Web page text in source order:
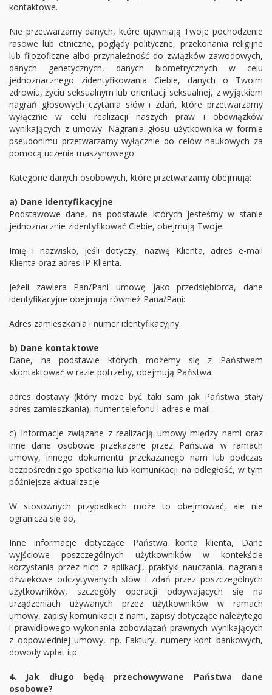
kontaktowe.
Nie przetwarzamy danych, które ujawniają Twoje pochodzenie
rasowe lub etniczne, poglądy polityczne, przekonania religijne
lub filozoficzne albo przynależność do związków zawodowych,
danych genetycznych, danych biometrycznych w celu
jednoznacznego zidentyfikowania Ciebie, danych o Twoim
zdrowiu, życiu seksualnym lub orientacji seksualnej, z wyjątkiem
nagrań głosowych czytania słów i zdań, które przetwarzamy
wyłącznie w celu realizacji naszych praw i obowiązków
wynikających z umowy. Nagrania głosu użytkownika w formie
pseudonimu przetwarzamy wyłącznie do celów naukowych za
pomocą uczenia maszynowego.
Kategorie danych osobowych, które przetwarzamy obejmują:
a) Dane identyfikacyjne
Podstawowe dane, na podstawie których jesteśmy w stanie
jednoznacznie zidentyfikować Ciebie, obejmują Twoje:
Imię i nazwisko, jeśli dotyczy, nazwę Klienta, adres e-mail
Klienta oraz adres IP Klienta.
Jeżeli zawiera Pan/Pani umowę jako przedsiębiorca, dane
identyfikacyjne obejmują również Pana/Pani:
Adres zamieszkania i numer identyfikacyjny.
b) Dane kontaktowe
Dane, na podstawie których możemy się z Państwem
skontaktować w razie potrzeby, obejmują Państwa:
adres dostawy (który może być taki sam jak Państwa stały
adres zamieszkania), numer telefonu i adres e-mail.
c) Informacje związane z realizacją umowy między nami oraz
inne dane osobowe przekazane przez Państwa w ramach
umowy, innego dokumentu przekazanego nam lub podczas
bezpośredniego spotkania lub komunikacji na odległość, w tym
późniejsze aktualizacje
W stosownych przypadkach może to obejmować, ale nie
ogranicza się do,
Inne informacje dotyczące Państwa konta klienta, Dane
wyjściowe poszczególnych użytkowników w kontekście
korzystania przez nich z aplikacji, praktyki nauczania, nagrania
dźwiękowe odczytywanych słów i zdań przez poszczególnych
użytkowników, szczegóły operacji odbywających się na
urządzeniach używanych przez użytkowników w ramach
umowy, zapisy komunikacji z nami, zapisy dotyczące należytego
i prawidłowego wykonania zobowiązań prawnych wynikających
z odpowiedniej umowy, np. Faktury, numery kont bankowych,
dowody wpłat itp.
4. Jak długo będą przechowywane Państwa dane
osobowe?